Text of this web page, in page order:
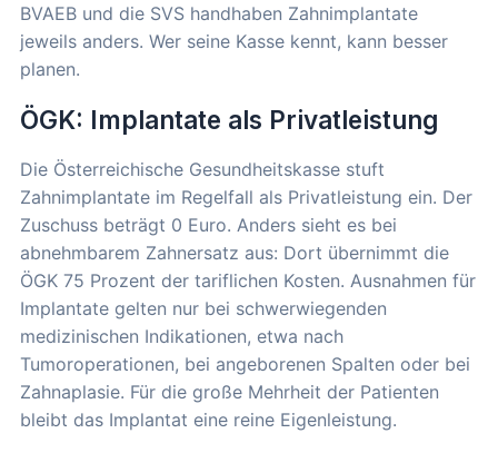
BVAEB und die SVS handhaben Zahnimplantate
jeweils anders. Wer seine Kasse kennt, kann besser
planen.
ÖGK: Implantate als Privatleistung
Die Österreichische Gesundheitskasse stuft
Zahnimplantate im Regelfall als Privatleistung ein. Der
Zuschuss beträgt 0 Euro. Anders sieht es bei
abnehmbarem Zahnersatz aus: Dort übernimmt die
ÖGK 75 Prozent der tariflichen Kosten. Ausnahmen für
Implantate gelten nur bei schwerwiegenden
medizinischen Indikationen, etwa nach
Tumoroperationen, bei angeborenen Spalten oder bei
Zahnaplasie. Für die große Mehrheit der Patienten
bleibt das Implantat eine reine Eigenleistung.